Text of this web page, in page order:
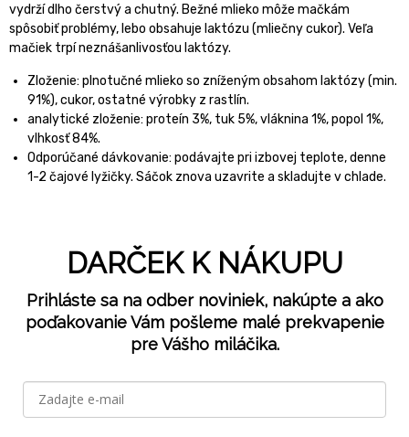
vydrží dlho čerstvý a chutný. Bežné mlieko môže mačkám
spôsobiť problémy, lebo obsahuje laktózu (mliečny cukor). Veľa
mačiek trpí neznášanlivosťou laktózy.
Zloženie: plnotučné mlieko so zníženým obsahom laktózy (min.
91%), cukor, ostatné výrobky z rastlín.
analytické zloženie: proteín 3%, tuk 5%, vláknina 1%, popol 1%,
vlhkosť 84%.
Odporúčané dávkovanie: podávajte pri izbovej teplote, denne
1-2 čajové lyžičky. Sáčok znova uzavrite a skladujte v chlade.
DARČEK K NÁKUPU
Prihláste sa na odber noviniek, nakúpte a ako
poďakovanie Vám pošleme malé prekvapenie
pre Vášho miláčika.